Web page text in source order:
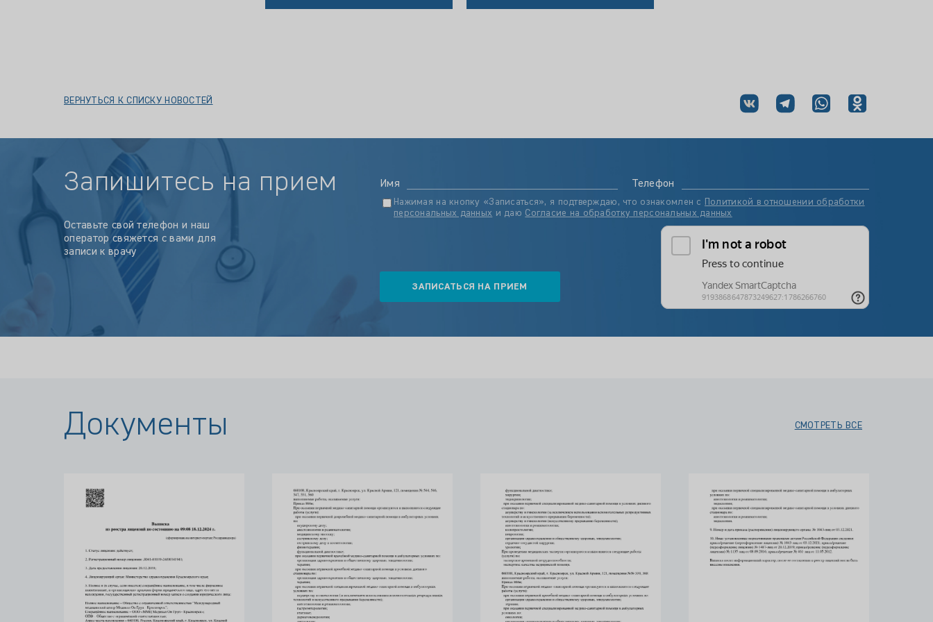
ВЕРНУТЬСЯ К СПИСКУ НОВОСТЕЙ
Запишитесь на прием
Оставьте свой телефон и наш
оператор свяжется с вами для
записи к врачу
Имя Телефон
Нажимая на кнопку «Записаться», я подтверждаю, что ознакомлен с Политикой в отношении обработки
персональных данных и даю Согласие на обработку персональных данных
Документы СМОТРЕТЬ ВСЕ